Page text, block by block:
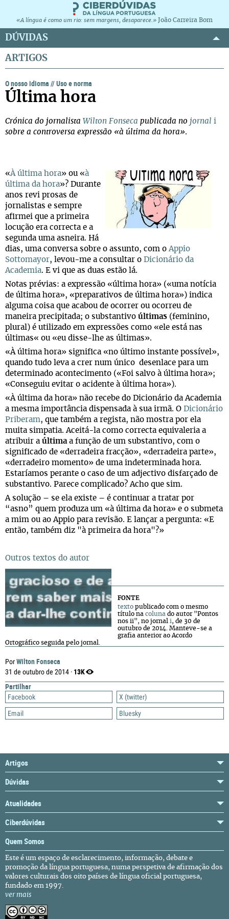
«A língua é como um rio: sem margens, desaparece.» João Carreira Bom
DÚVIDAS
ARTIGOS
PorWilton Fonseca
31 de outubro de 2014 · 13K
Partilhar
Facebook
X (twitter)
Email
Bluesky
O nosso idioma //Uso e norma
Última hora
Crónica do jornalista Wilton Fonseca publicada no jornal i
sobre a controversa expressão «à última da hora».
«À última hora» ou «à
última da hora»? Durante
anos revi prosas de
jornalistas e sempre
afirmei que a primeira
locução era correcta e a
segunda uma asneira. Há
dias, uma conversa sobre o assunto, com oAppio
Sottomayor, levou-me a consultar o Dicionário da
Academia. E vi que as duas estão lá.
Notas prévias: a expressão «última hora» («uma notícia
de última hora», «preparativos de última hora») indica
alguma coisa que acabou de ocorrer ou ocorreu de
maneira precipitada; o substantivo últimas (feminino,
plural) é utilizado em expressões como «ele está nas
últimas« ou «eu disse-lhe as últimas».
«À última hora» significa «no último instante possível»,
quando tudo leva a crer num único desenlace para um
determinado acontecimento («Foi salvo à última hora»;
«Conseguiu evitar o acidente à última hora»).
«À última da hora» não recebe do Dicionário da Academia
a mesma importância dispensada à sua irmã. O Dicionário
Priberam, que também a regista, não mostra por ela
muita simpatia. Aceitá-la como correcta equivaleria a
atribuir a últimaa função de um substantivo, com o
significado de «derradeira fracção», «derradeira parte»,
«derradeiro momento» de uma indeterminada hora.
Estaríamos perante o caso de um adjectivo disfarçado de
substantivo. Parece complicado? Acho que sim.
A solução – se ela existe – é continuar a tratar por
“asno” quem produza um «à última da hora» e o submeta
a mim ou ao Appio para revisão. E lançar a pergunta: «E
então, também diz "à primeira da hora"?»
Outros textos do autor
FONTE
texto publicado com o mesmo
título na coluna do autor "Pontos
nos ii", no jornal i, de 30 de
outubro de 2014. Manteve-se a
grafia anterior ao Acordo
Ortográfico seguida pelo jornal.
Artigos
Dúvidas
Atualidades
Ciberdúvidas
Quem Somos
Este é um espaço de esclarecimento, informação, debate e
promoção da língua portuguesa, numa perspetiva de afirmação dos
valores culturais dos oito países de língua oficial portuguesa,
fundado em 1997.
ver mais